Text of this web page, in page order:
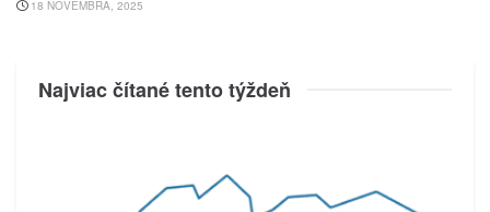
18 NOVEMBRA, 2025
Najviac čítané tento týždeň